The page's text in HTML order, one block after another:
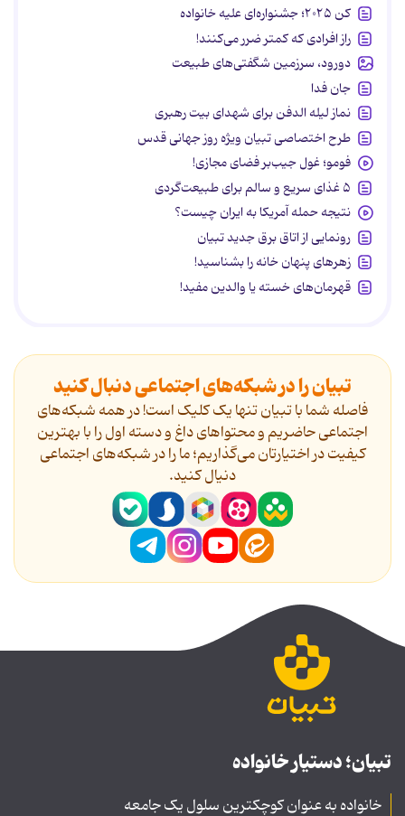
کن ۲۰۲۵؛ جشنواره‌ای علیه خانواده
راز افرادی که کمتر ضرر می‌کنند!
دورود، سرزمین شگفتی‌های طبیعت
جان فدا
نماز لیله الدفن برای شهدای بیت رهبری
طرح اختصاصی تبیان ویژه روز جهانی قدس
فومو؛ غول جیب‌بر فضای مجازی!
۵ غذای سریع و سالم برای طبیعت‌گردی
نتیجه حمله آمریکا به ایران چیست؟
رونمایی از اتاق برق جدید تبیان
زهرهای پنهان خانه را بشناسید!
قهرمان‌های خسته یا والدین مفید!
تبیان را در شبکه‌های اجتماعی دنبال کنید
فاصله شما با تبیان تنها یک کلیک است! در همه شبکه‌های
اجتماعی حاضریم و محتواهای داغ و دسته اول را با بهترین
کیفیت در اختیارتان می‌گذاریم؛ ما را در شبکه‌های اجتماعی
دنیال کنید.
تبیان؛ دستیار خانواده
خانواده به عنوان کوچکترین سلول یک جامعه